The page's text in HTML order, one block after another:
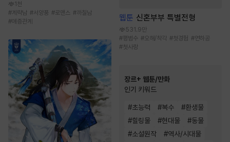
1천
# 계략남 #서양풍 #로맨스 #까칠남
#애증관계 웹툰 신혼부부 특별전형
531.9만
#평범수 #오해/착각 #첫경험 #연하공
#첫사랑
장르+ 웹툰/만화
인기 키워드
#초능력 #복수 #환생물
#힐링물 #현대물 #동물
#소설원작 #역사/시대물